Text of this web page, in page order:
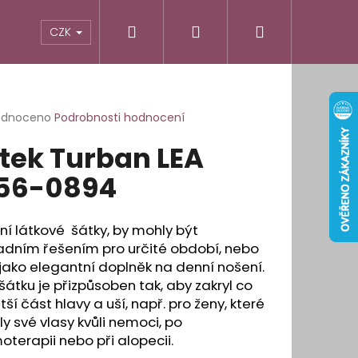
Hodnocení obchodu Informace pro vás
CZK Přihlášení
Podrobnosti hodnocení
Turban LEA
0894
látkové šátky, by mohly být
řešením pro určité období, nebo
elegantní doplněk na denní nošení.
je přizpůsoben tak, aby zakryl co
část hlavy a uší, např. pro ženy, které
své vlasy kvůli nemoci, po
nebo při alopecii.
OBLOUKOVÉ LEPÍCÍ